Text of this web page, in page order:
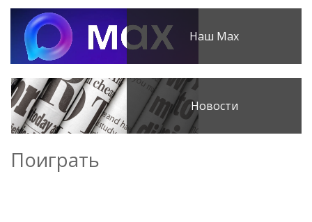
Наш Max
Новости
Поиграть